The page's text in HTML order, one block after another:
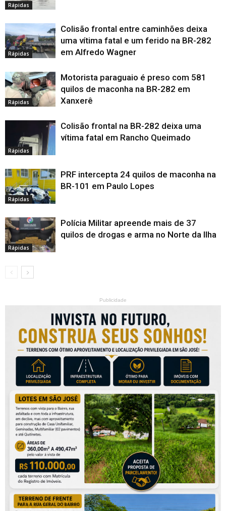
Rápidas
Rápidas
Colisão frontal entre caminhões deixa
uma vítima fatal e um ferido na BR-282
em Alfredo Wagner
Rápidas
Motorista paraguaio é preso com 581
quilos de maconha na BR-282 em
Xanxerê
Rápidas
Colisão frontal na BR-282 deixa uma
vítima fatal em Rancho Queimado
Rápidas
PRF intercepta 24 quilos de maconha na
BR-101 em Paulo Lopes
Rápidas
Polícia Militar apreende mais de 37
quilos de drogas e arma no Norte da Ilha
Publicidade